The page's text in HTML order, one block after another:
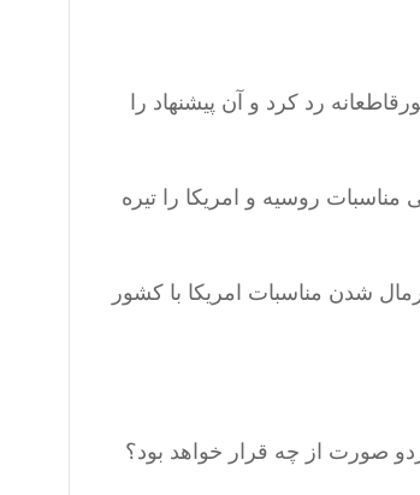
رد کرد و آن پیشنهاد را
روسیه و امریکا را تیره
شدن مناسبات امریکا با کشور
صورت از چه قرار خواهد بود؟